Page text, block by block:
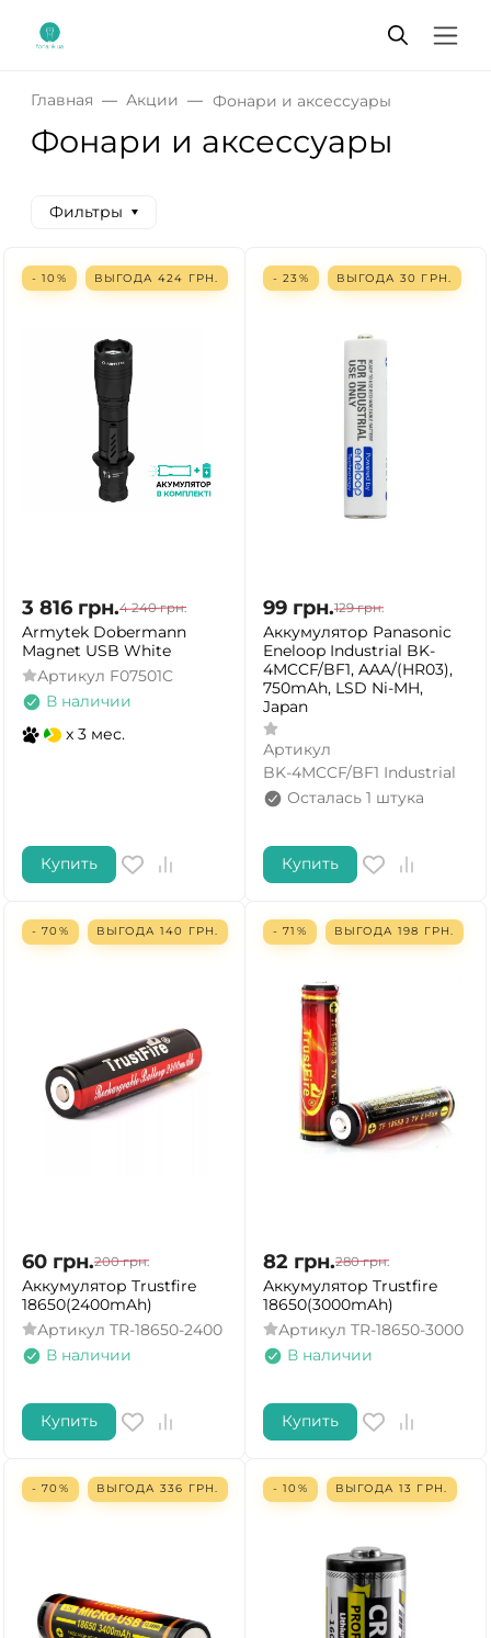
Главная Акции Фонари и аксессуары
Фонари и аксессуары
Фильтры
- 10% ВЫГОДА 424 ГРН.
3 816 грн.4 240 грн.
Armytek Dobermann
Magnet USB White
Артикул F07501C
В наличии
x 3 мес.
Купить
- 23% ВЫГОДА 30 ГРН.
99 грн.129 грн.
Аккумулятор Panasonic
Eneloop Industrial BK-
4MCCF/BF1, AAA/(HR03),
750mAh, LSD Ni-MH,
Japan
Артикул
BK-4MCCF/BF1 Industrial
Осталась 1 штука
Купить
- 70% ВЫГОДА 140 ГРН.
60 грн.200 грн.
Аккумулятор Trustfire
18650(2400mAh)
Артикул TR-18650-2400
В наличии
Купить
- 71% ВЫГОДА 198 ГРН.
82 грн.280 грн.
Аккумулятор Trustfire
18650(3000mAh)
Артикул TR-18650-3000
В наличии
Купить
- 70% ВЫГОДА 336 ГРН. - 10% ВЫГОДА 13 ГРН.